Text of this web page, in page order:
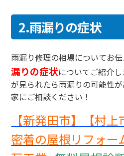
2.雨漏りの症状
雨漏り修理の相場についてお
漏りの症状についてご紹介
が見られたら雨漏りの可能性
家にご相談ください！
【新発田市】【村上
密着の屋根リフォ